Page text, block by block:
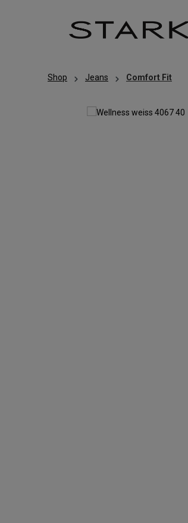
Shop Jeans Comfort Fit